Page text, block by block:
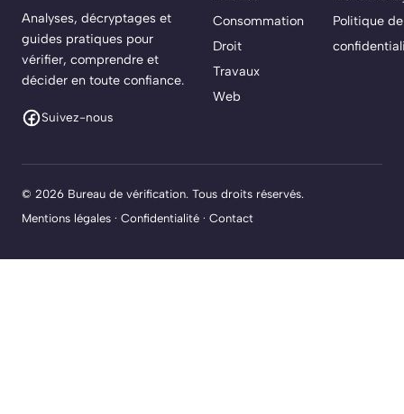
Analyses, décryptages et
guides pratiques pour
vérifier, comprendre et
décider en toute confiance.
Suivez-nous
Consommation
Droit
Travaux
Web
Politique de
© 2026 Bureau de vérification. Tous droits réservés.
Mentions légales · Confidentialité · Contact